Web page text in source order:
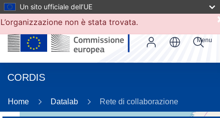
Un sito ufficiale dell’UE
CORDIS
Menu
Home Datalab Rete di collaborazione
L’organizzazione non è stata trovata.